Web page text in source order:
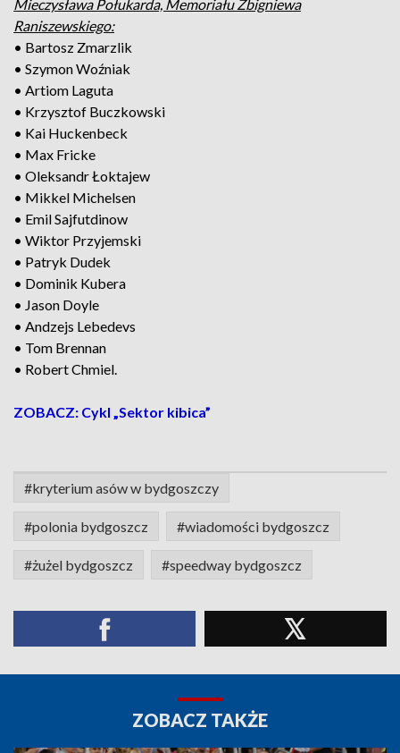
Mieczysława Połukarda, Memoriału Zbigniewa
Raniszewskiego:
• Bartosz Zmarzlik
• Szymon Woźniak
• Artiom Laguta
• Krzysztof Buczkowski
• Kai Huckenbeck
• Max Fricke
• Oleksandr Łoktajew
• Mikkel Michelsen
• Emil Sajfutdinow
• Wiktor Przyjemski
• Patryk Dudek
• Dominik Kubera
• Jason Doyle
• Andzejs Lebedevs
• Tom Brennan
• Robert Chmiel.
ZOBACZ: Cykl „Sektor kibica”
#kryterium asów w bydgoszczy
#polonia bydgoszcz #wiadomości bydgoszcz
#żużel bydgoszcz #speedway bydgoszcz
ZOBACZ TAKŻE